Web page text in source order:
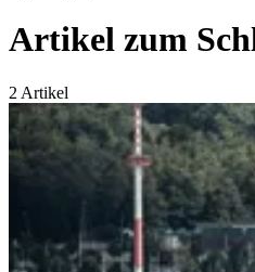
Artikel zum
2 Artikel